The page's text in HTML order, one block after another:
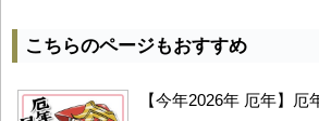
こちらのページもおすすめ
【今年2026年 厄年】